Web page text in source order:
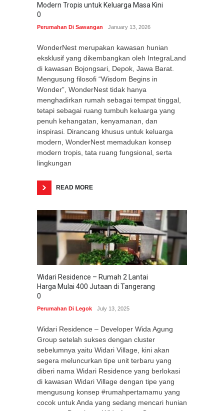
Modern Tropis untuk Keluarga Masa Kini
0
Perumahan Di Sawangan January 13, 2026
WonderNest merupakan kawasan hunian
eksklusif yang dikembangkan oleh IntegraLand
di kawasan Bojongsari, Depok, Jawa Barat.
Mengusung filosofi “Wisdom Begins in
Wonder”, WonderNest tidak hanya
menghadirkan rumah sebagai tempat tinggal,
tetapi sebagai ruang tumbuh keluarga yang
penuh kehangatan, kenyamanan, dan
inspirasi. Dirancang khusus untuk keluarga
modern, WonderNest memadukan konsep
modern tropis, tata ruang fungsional, serta
lingkungan
READ MORE
Widari Residence – Rumah 2 Lantai
Harga Mulai 400 Jutaan di Tangerang
0
Perumahan Di Legok July 13, 2025
Widari Residence – Developer Wida Agung
Group setelah sukses dengan cluster
sebelumnya yaitu Widari Village, kini akan
segera meluncurkan tipe unit terbaru yang
diberi nama Widari Residence yang berlokasi
di kawasan Widari Village dengan tipe yang
mengusung konsep #rumahpertamamu yang
cocok untuk Anda yang sedang mencari hunian